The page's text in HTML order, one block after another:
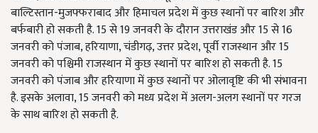
बाल्टिस्तान-मुजफ्फराबाद और हिमाचल प्रदेश में कुछ स्थानों पर बारिश और
बर्फबारी हो सकती है. 15 से 19 जनवरी के दौरान उत्तराखंड और 15 से 16
जनवरी को पंजाब,हरियाणा,चंडीगढ़,उत्तर प्रदेश,पूर्वी राजस्थान और 15
जनवरी को पश्चिमी राजस्थान में कुछ स्थानों पर बारिश हो सकती है. 15
जनवरी को पंजाब और हरियाणा में कुछ स्थानों पर ओलावृष्टि की भी संभावना
है. इसके अलावा, 15 जनवरी को मध्य प्रदेश में अलग-अलग स्थानों पर गरज
के साथ बारिश हो सकती है.